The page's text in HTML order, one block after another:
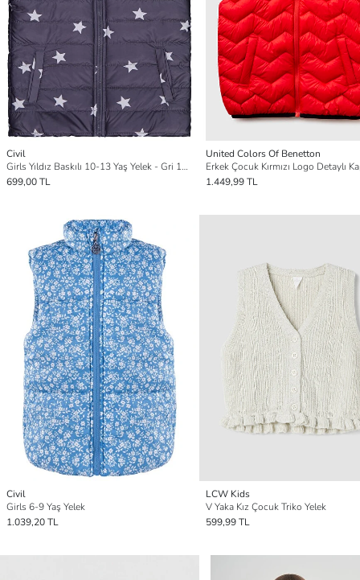
Civil
Girls Yıldız Baskılı 10-13 Yaş Yelek - Gri 10-11 Yaş
699,00 TL
United Colors Of Benetton
1.449,99 TL
Civil
Girls 6-9 Yaş Yelek
1.039,20 TL
LCW Kids
V Yaka Kız Çocuk Triko Yelek
599,99 TL